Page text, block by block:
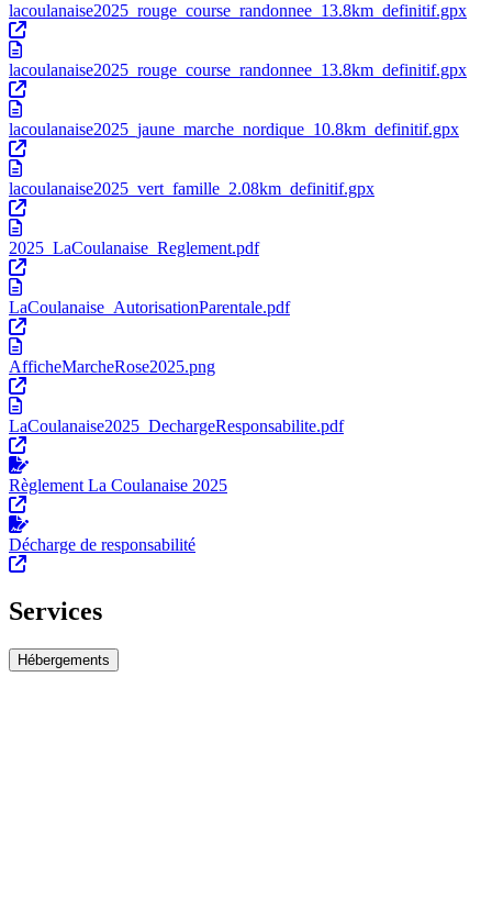
lacoulanaise2025_rouge_course_randonnee_13.8km_definitif.gpx
lacoulanaise2025_rouge_course_randonnee_13.8km_definitif.gpx
lacoulanaise2025_jaune_marche_nordique_10.8km_definitif.gpx
lacoulanaise2025_vert_famille_2.08km_definitif.gpx
2025_LaCoulanaise_Reglement.pdf
LaCoulanaise_AutorisationParentale.pdf
AfficheMarcheRose2025.png
LaCoulanaise2025_DechargeResponsabilite.pdf
Règlement La Coulanaise 2025
Décharge de responsabilité
Services
Hébergements